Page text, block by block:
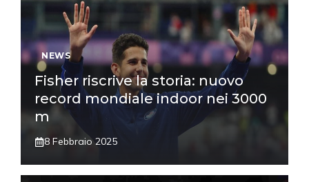
NEWS
Fisher riscrive la storia: nuovo
record mondiale indoor nei 3000
m
8 Febbraio 2025